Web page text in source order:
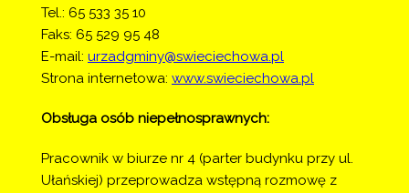
Tel.: 65 533 35 10
Faks: 65 529 95 48
E-mail: urzadgminy@swieciechowa.pl
Strona internetowa: www.swieciechowa.pl
Obsługa osób niepełnosprawnych:
Pracownik w biurze nr 4 (parter budynku przy ul.
Ułańskiej) przeprowadza wstępną rozmowę z